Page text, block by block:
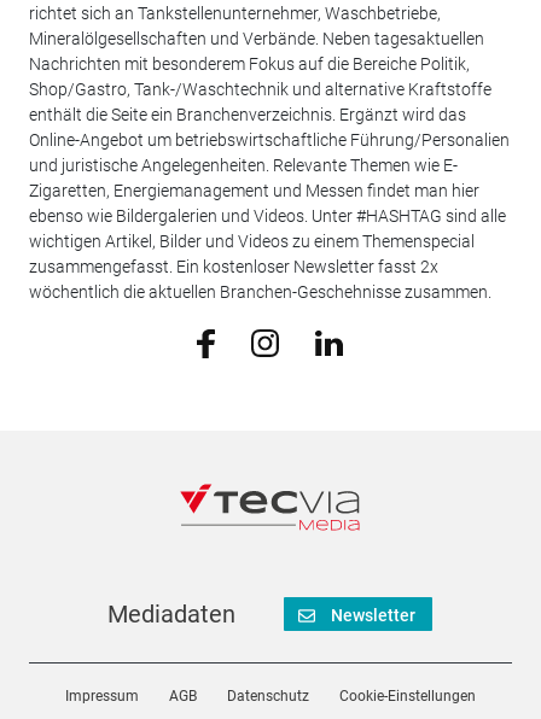
richtet sich an Tankstellenunternehmer, Waschbetriebe,
Mineralölgesellschaften und Verbände. Neben tagesaktuellen
Nachrichten mit besonderem Fokus auf die Bereiche Politik,
Shop/Gastro, Tank-/Waschtechnik und alternative Kraftstoffe
enthält die Seite ein Branchenverzeichnis. Ergänzt wird das
Online-Angebot um betriebswirtschaftliche Führung/Personalien
und juristische Angelegenheiten. Relevante Themen wie E-
Zigaretten, Energiemanagement und Messen findet man hier
ebenso wie Bildergalerien und Videos. Unter #HASHTAG sind alle
wichtigen Artikel, Bilder und Videos zu einem Themenspecial
zusammengefasst. Ein kostenloser Newsletter fasst 2x
wöchentlich die aktuellen Branchen-Geschehnisse zusammen.
Mediadaten Newsletter
Impressum AGB Datenschutz Cookie-Einstellungen